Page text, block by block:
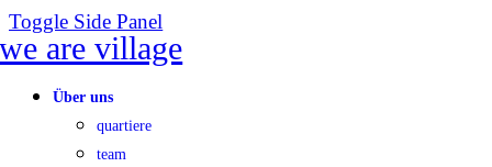
Toggle Side Panel
Über uns
quartiere
team